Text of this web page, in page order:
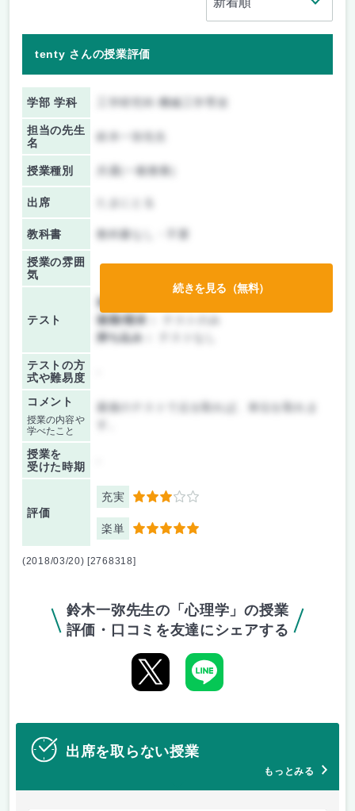
tenty さんの授業評価
学部 学科 工学研究科 機械工学専攻
担当の先生
名
授業種別 共通(一般教養)
出席
教科書 教科書なし・不要
授業の雰囲
気
テスト
前期/中間：
後期/期末：
持ち込み：
テストの方
式や難易度
コメント
授業の内容や
学べたこと
最後のテストで点を取れば、単位を取れま
授業を
受けた時期
評価
充実 3
楽単 5
続きを見る（無料）
(2018/03/20) [2768318]
鈴木一弥先生の「心理学」の授業
評価・口コミを友達にシェアする
出席を取らない授業
もっとみる